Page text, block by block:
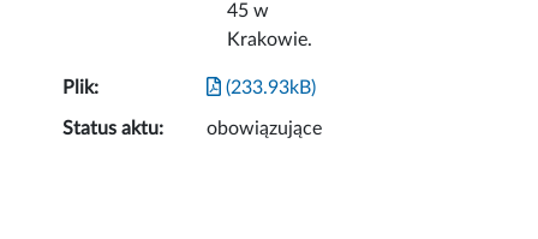
45 w
Krakowie.
Plik: (233.93kB)
Status aktu: obowiązujące